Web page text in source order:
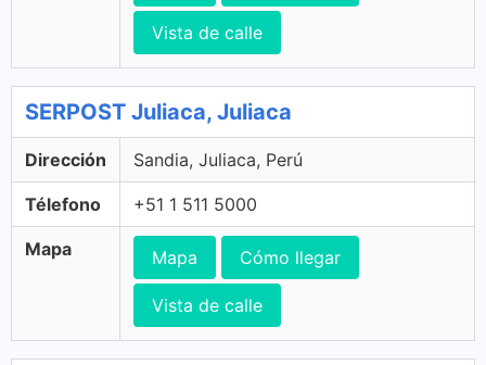
Vista de calle
SERPOST Juliaca, Juliaca
Dirección Sandia, Juliaca, Perú
Télefono +51 1 511 5000
Mapa Mapa Cómo llegar
Vista de calle